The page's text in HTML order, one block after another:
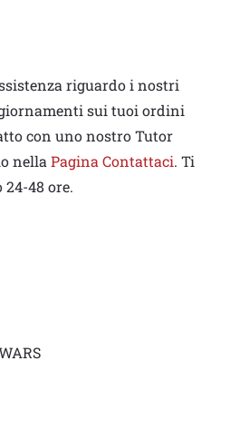
riguardo i nostri
sui tuoi ordini
con uno nostro Tutor
nellaPagina Contattaci. Ti
48 ore.